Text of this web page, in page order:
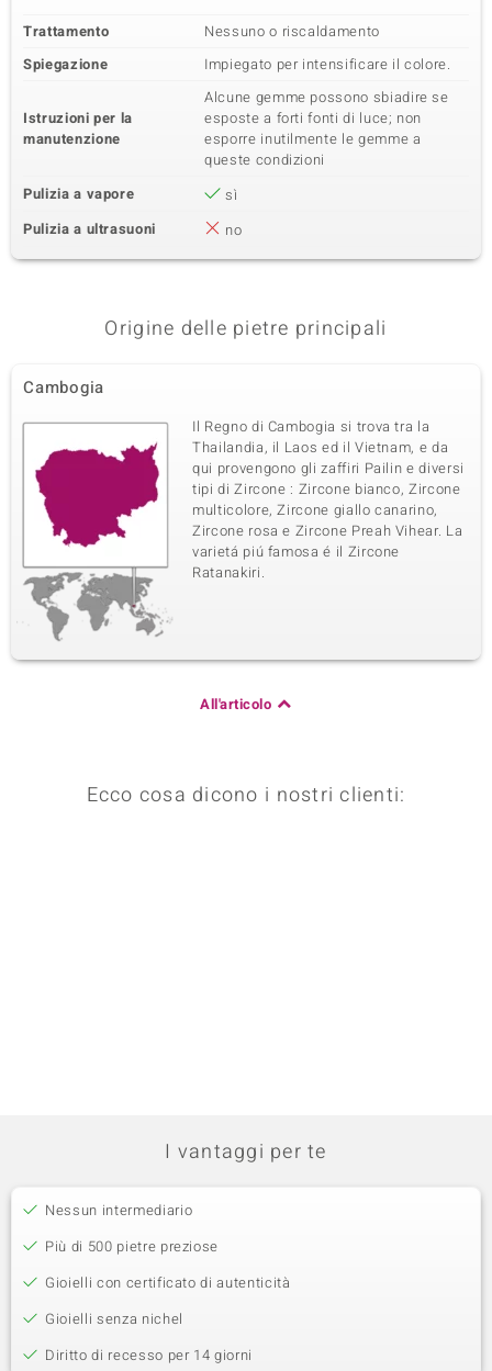
Trattamento
Nessuno o riscaldamento
Spiegazione
Impiegato per intensificare il colore.
Istruzioni per la
manutenzione
Alcune gemme possono sbiadire se
esposte a forti fonti di luce; non
esporre inutilmente le gemme a
queste condizioni
Pulizia a vapore
sì
Pulizia a ultrasuoni
no
Origine delle pietre principali
Cambogia
Il Regno di Cambogia si trova tra la
Thailandia, il Laos ed il Vietnam, e da
qui provengono gli zaffiri Pailin e diversi
tipi di Zircone : Zircone bianco, Zircone
multicolore, Zircone giallo canarino,
Zircone rosa e Zircone Preah Vihear. La
varietá piú famosa é il Zircone
Ratanakiri.
All'articolo
Ecco cosa dicono i nostri clienti:
I vantaggi per te
Nessun intermediario
Più di 500 pietre preziose
Gioielli con certificato di autenticità
Gioielli senza nichel
Diritto di recesso per 14 giorni